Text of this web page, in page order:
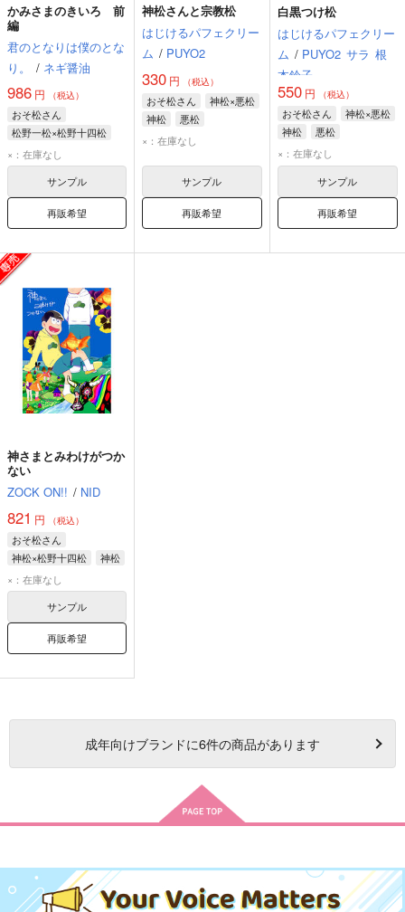
かみさまのきいろ 前
編
君のとなりは僕のとな
り。
/ ネギ醤油
986 円 （税込）
おそ松さん
松野一松×松野十四松
松野一松
神松
×：在庫なし
サンプル
再販希望
神松さんと宗教松
はじけるパフェクリー
ム / PUYO2
330 円 （税込）
おそ松さん
神松×悪松
神松
悪松
×：在庫なし
サンプル
再販希望
白黒つけ松
はじけるパフェクリー
ム / PUYO2 サラ 根
本鈴子
550円 （税込）
おそ松さん
神松×悪松
神松
悪松
×：在庫なし
サンプル
再販希望
神さまとみわけがつか
ない
ZOCK ON!! / NID
821 円 （税込）
おそ松さん
神松×松野十四松
神松
松野十四松
×：在庫なし
サンプル
再販希望
成年向けブランドに6件の商品があります